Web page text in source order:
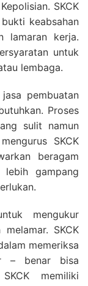
SKCK
keabsahan
lamaran kerja.
untuk
lembaga.
pembuatan
Proses
sulit namun
SKCK
beragam
lebih gampang
mengukur
SKCK
memeriksa
– benar bisa
memiliki